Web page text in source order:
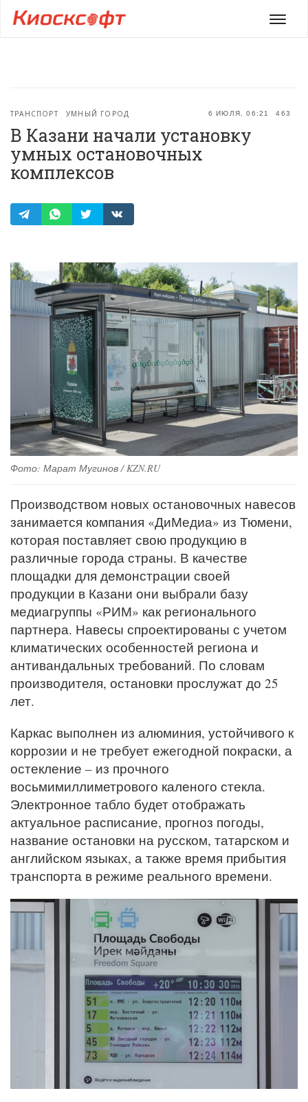
Меню
6 ИЮЛЯ, 06:21 463
ТРАНСПОРТ УМНЫЙ ГОРОД
В Казани начали установку
умных остановочных
комплексов
Фото: Марат Мугинов / KZN.RU
Производством новых остановочных навесов
занимается компания «ДиМедиа» из Тюмени,
которая поставляет свою продукцию в
различные города страны. В качестве
площадки для демонстрации своей
продукции в Казани они выбрали базу
медиагруппы «РИМ» как регионального
партнера. Навесы спроектированы с учетом
климатических особенностей региона и
антивандальных требований. По словам
производителя, остановки прослужат до 25
лет.
Каркас выполнен из алюминия, устойчивого к
коррозии и не требует ежегодной покраски, а
остекление – из прочного
восьмимиллиметрового каленого стекла.
Электронное табло будет отображать
актуальное расписание, прогноз погоды,
название остановки на русском, татарском и
английском языках, а также время прибытия
транспорта в режиме реального времени.